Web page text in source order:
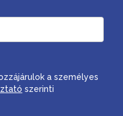
a személyes
szerinti